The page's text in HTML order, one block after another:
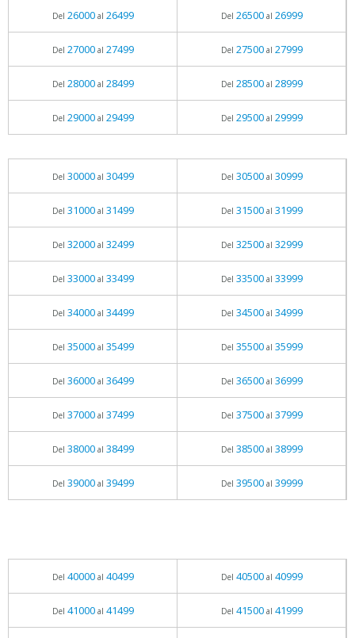
Del 26000al 26499 Del 26500al 26999
Del 27000al 27499 Del 27500al 27999
Del 28000al 28499 Del 28500al 28999
Del 29000al 29499 Del 29500al 29999
Del 30000al 30499 Del 30500al 30999
Del 31000al 31499 Del 31500al 31999
Del 32000al 32499 Del 32500al 32999
Del 33000al 33499 Del 33500al 33999
Del 34000al 34499 Del 34500al 34999
Del 35000al 35499 Del 35500al 35999
Del 36000al 36499 Del 36500al 36999
Del 37000al 37499 Del 37500al 37999
Del 38000al 38499 Del 38500al 38999
Del 39000al 39499 Del 39500al 39999
Del 40000al 40499 Del 40500al 40999
Del 41000al 41499 Del 41500al 41999